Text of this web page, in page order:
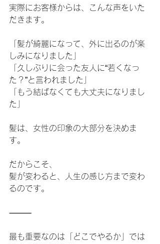
実際にお客様からは、こんな声をいた
だきます。
「髪が綺麗になって、外に出るのが楽
しみになりました」
「久しぶりに会った友人に“若くなっ
た？”と言われました」
「もう結ばなくても大丈夫になりまし
た」
髪は、女性の印象の大部分を決めま
す。
だからこそ、
髪が変わると、人生の感じ方まで変わ
るのです。
⸻
最も重要なのは「どこでやるか」では